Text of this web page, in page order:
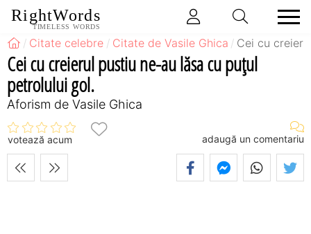
RightWords
TIMELESS WORDS
Citate celebre Citate de Vasile Ghica Cei cu
Cei cu creierul pustiu ne-au lăsa cu puţul
petrolului gol.
Aforism de Vasile Ghica
votează acum adaugă un comentariu